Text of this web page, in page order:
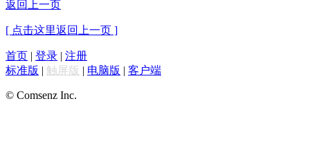
返回上一页
[ 点击这里返回上一页 ]
首页 | 登录 | 注册
标准版 | 触屏版 | 电脑版 | 客户端
© Comsenz Inc.